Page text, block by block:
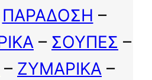
ΠΑΡΑΔΟΣΗ –
– ΣΟΥΠΕΣ –
– ΖΥΜΑΡΙΚΑ –